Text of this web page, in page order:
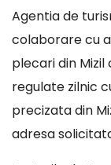
Agentia de
colaborare cu
plecari din
regulate zilnic
precizata din
adresa